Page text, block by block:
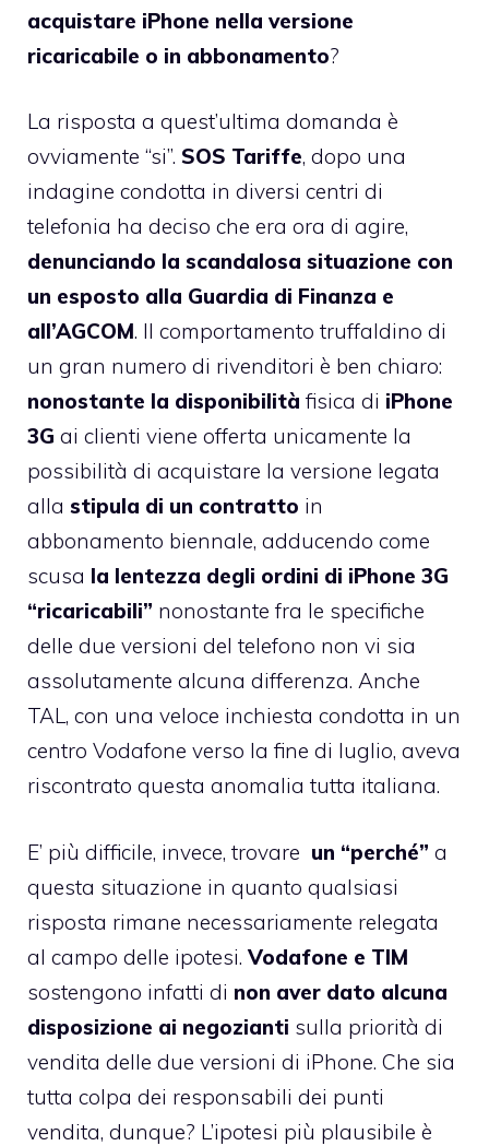
acquistare iPhone nella versione
ricaricabile o in abbonamento?
La risposta a quest’ultima domanda è
ovviamente “si”. SOS Tariffe, dopo una
indagine condotta in diversi centri di
telefonia ha deciso che era ora di agire,
denunciando la scandalosa situazione con
un esposto alla Guardia di Finanza e
all’AGCOM. Il comportamento truffaldino di
un gran numero di rivenditori è ben chiaro:
nonostante la disponibilità fisica di iPhone
3G ai clienti viene offerta unicamente la
possibilità di acquistare la versione legata
alla stipula di un contratto in
abbonamento biennale, adducendo come
scusa la lentezza degli ordini di iPhone 3G
“ricaricabili” nonostante fra le specifiche
delle due versioni del telefono non vi sia
assolutamente alcuna differenza. Anche
TAL, con una veloce inchiesta condotta in un
centro Vodafone verso la fine di luglio, aveva
riscontrato questa anomalia tutta italiana.
E’ più difficile, invece, trovare un “perché” a
questa situazione in quanto qualsiasi
risposta rimane necessariamente relegata
al campo delle ipotesi.Vodafone e TIM
sostengono infatti di non aver dato alcuna
disposizione ai negozianti sulla priorità di
vendita delle due versioni di iPhone. Che sia
tutta colpa dei responsabili dei punti
vendita, dunque? L’ipotesi più plausibile è